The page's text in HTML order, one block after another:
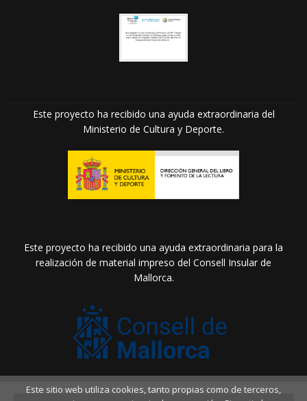
Este proyecto ha recibido una ayuda extraordinaria del
Ministerio de Cultura y Deporte.
Este proyecto ha recibido una ayuda extraordinaria para la
realización de material impreso del Consell Insular de
Mallorca.
2026 ©Llibreria Drac Màgic. Todos los Derechos
Este sitio web utiliza cookies, tanto propias como de terceros,